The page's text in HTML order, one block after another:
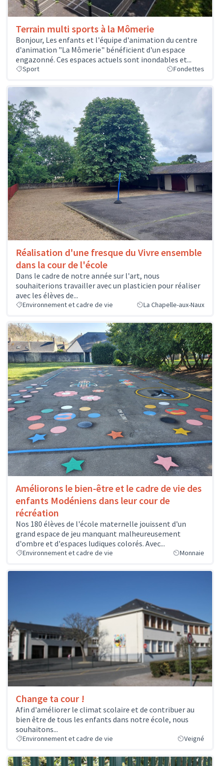
Terrain multi sports à la Mômerie
Bonjour, Les enfants et l'équipe d'animation du centre
d'animation "La Mômerie" bénéficient d'un espace
engazonné. Ces espaces actuels sont inondables et...
Sport Fondettes
Réalisation d'une fresque du Vivre ensemble
dans la cour de l'école
Dans le cadre de notre année sur l'art, nous
souhaiterions travailler avec un plasticien pour réaliser
avec les élèves de...
Environnement et cadre de vie La Chapelle-aux-Naux
Améliorons le bien-être et le cadre de vie des
enfants Modéniens dans leur cour de
récréation
Nos 180 élèves de l'école maternelle jouissent d'un
grand espace de jeu manquant malheureusement
d'ombre et d'espaces ludiques colorés. Avec...
Environnement et cadre de vie Monnaie
Change ta cour !
Afin d'améliorer le climat scolaire et de contribuer au
bien être de tous les enfants dans notre école, nous
souhaitons...
Environnement et cadre de vie Veigné